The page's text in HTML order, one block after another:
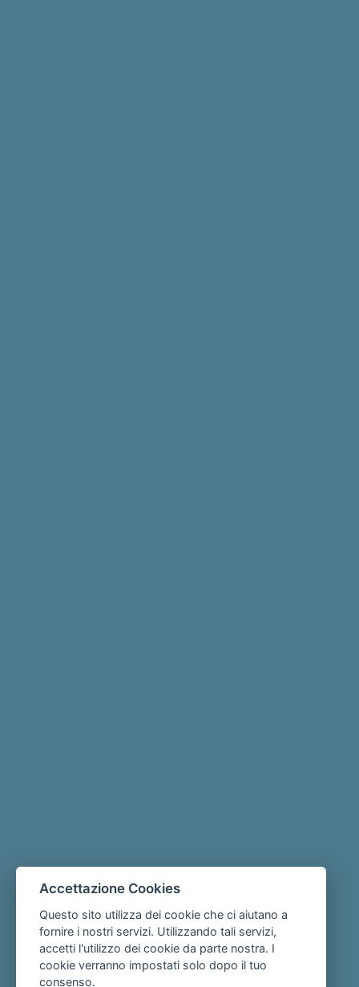
Accettazione Cookies
Questo sito utilizza dei cookie che ci aiutano a
fornire i nostri servizi. Utilizzando tali servizi,
accetti l'utilizzo dei cookie da parte nostra. I
cookie verranno impostati solo dopo il tuo
consenso.